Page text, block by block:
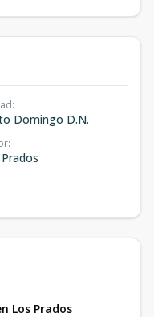
:
Domingo D.N.
:
Los Prados